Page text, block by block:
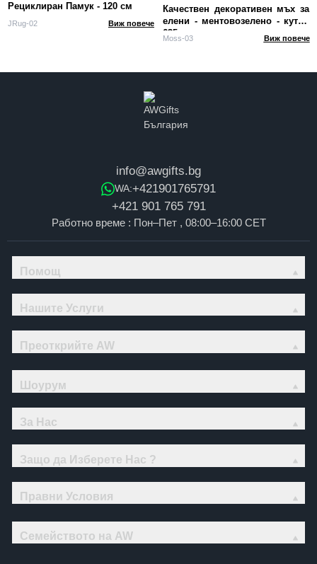
Рециклиран Памук - 120 см
JRug-02 Виж повече
Качествен декоративен мъх за
елени - ментовозелено - кутия
635 г
Moss-03 Виж повече
info@awgifts.bg
WA:+421901765791
+421 901 765 791
Работно време : Пон–Пет , 08:00–16:00 CET
Помощ
Нашите Услуги
Преоткрийте AW
Шоурум
За Нас
Защо да Изберете Нас ?
Правни Условия
Семейството на AW